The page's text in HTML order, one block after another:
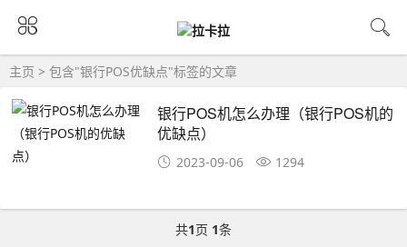
主页 > 包含"银行POS优缺点"标签的文章
银行POS机怎么办理（银行POS机的
优缺点）
2023-09-06 1294
共1页 1条